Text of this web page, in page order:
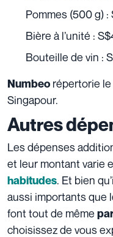
Pommes (500 g) :
Bière à l’unité :
Bouteille de vin :
Numbeo répertorie
Singapour.
Autres
Les dépenses
et leur montant varie
habitudes. Et bien
aussi importants que
font tout de même
choisissez de vous